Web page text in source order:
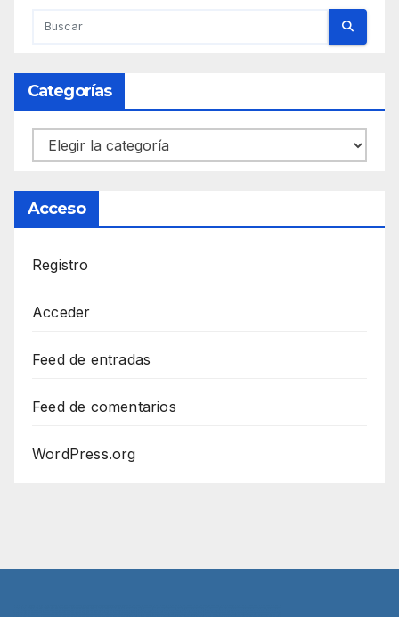
Categorías
Categorías
Acceso
Registro
Acceder
Feed de entradas
Feed de comentarios
WordPress.org